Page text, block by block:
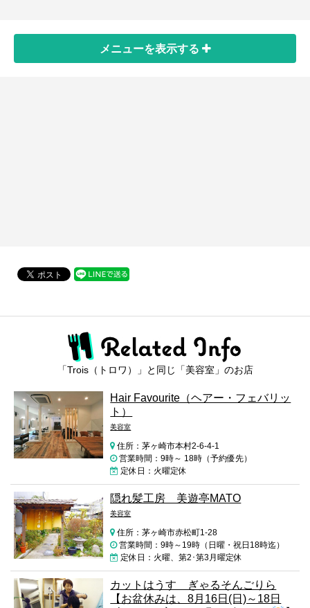
メニューを表示する
「Trois（トロワ）」と同じ「美容室」のお店
Hair Favourite（ヘアー・フェバリッ
ト）
美容室
住所：茅ヶ崎市本村2-6-4-1
営業時間：9時～ 18時（予約優先）
定休日：火曜定休
隠れ髪工房 美遊亭MATO
美容室
住所：茅ヶ崎市赤松町1-28
営業時間：9時～19時（日曜・祝日18時迄）
定休日：火曜、第2･第3月曜定休
カットはうす ぎゃるそんごりら
【お盆休みは、8月16日(日)～18日